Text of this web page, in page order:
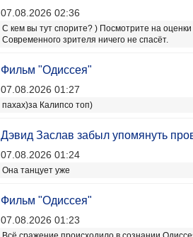
07.08.2026 02:36
С кем вы тут спорите? ) Посмотрите на
Современного зрителя ничего не спасёт.
Фильм "Одиссея"
07.08.2026 01:27
пахах)за Калипсо топ)
Дэвид Заслав забыл упомянуть
07.08.2026 01:24
Она танцует уже
Фильм "Одиссея"
07.08.2026 01:23